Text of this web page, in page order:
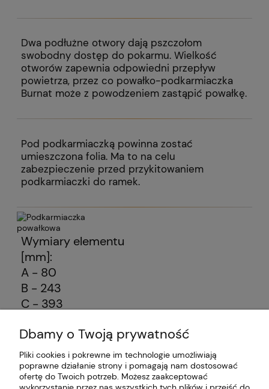
Dwa podłużne otwory dają pszczołom
swobodny dostęp do pokarmu. Wielkość
otworów zapewnia odpowiedni przepływ
powietrza, przez co powałko-podkarmiaczka
Burnat może z powodzeniem zastąpić powałkę.
Pod podkarmiaczką powinna zostać
umieszczona folia. Ma to na celu
zabezpieczenie przed przykitowaniem
podkarmiaczki do ramek.
Wymiary elementu
[mm]:
A - 80
B - 243
C - 393
Moje konto
Dbamy o Twoją prywatność
Pliki cookies i pokrewne im technologie umożliwiają
poprawne działanie strony i pomagają nam dostosować
ofertę do Twoich potrzeb. Możesz zaakceptować